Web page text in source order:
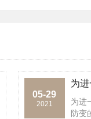
05-29
2021
为进
防变